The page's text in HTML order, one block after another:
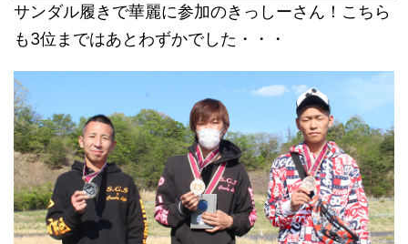
サンダル履きで華麗に参加のきっしーさん！こちら
も3位まではあとわずかでした・・・